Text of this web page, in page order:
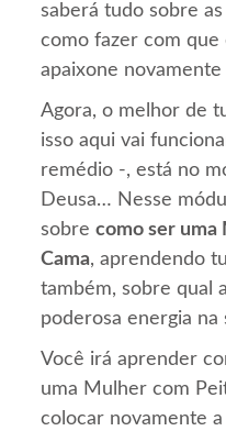
saberá tudo sobre
como fazer com que
apaixone
Agora, o melhor de
isso aqui vai
remédio -, está no
Deusa… Nesse
sobrecomo ser uma
Cama, aprendendo
também, sobre qual
poderosa energia na
Você irá aprender
uma Mulher com
colocar novamente